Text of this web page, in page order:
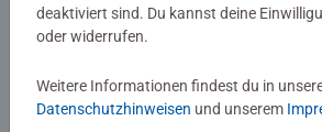
... und 5 € Gutschein sichern!
deaktiviert sind. Du kannst deine
oder widerrufen.
Weitere Informationen findest du in
Datenschutzhinweisen und unserem